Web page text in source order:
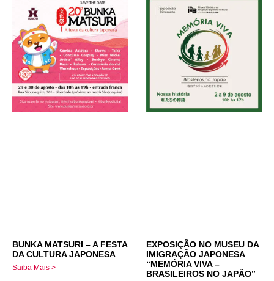
BUNKA MATSURI – A FESTA
DA CULTURA JAPONESA
Saiba Mais >
EXPOSIÇÃO NO MUSEU DA
IMIGRAÇÃO JAPONESA
“MEMÓRIA VIVA –
BRASILEIROS NO JAPÃO”